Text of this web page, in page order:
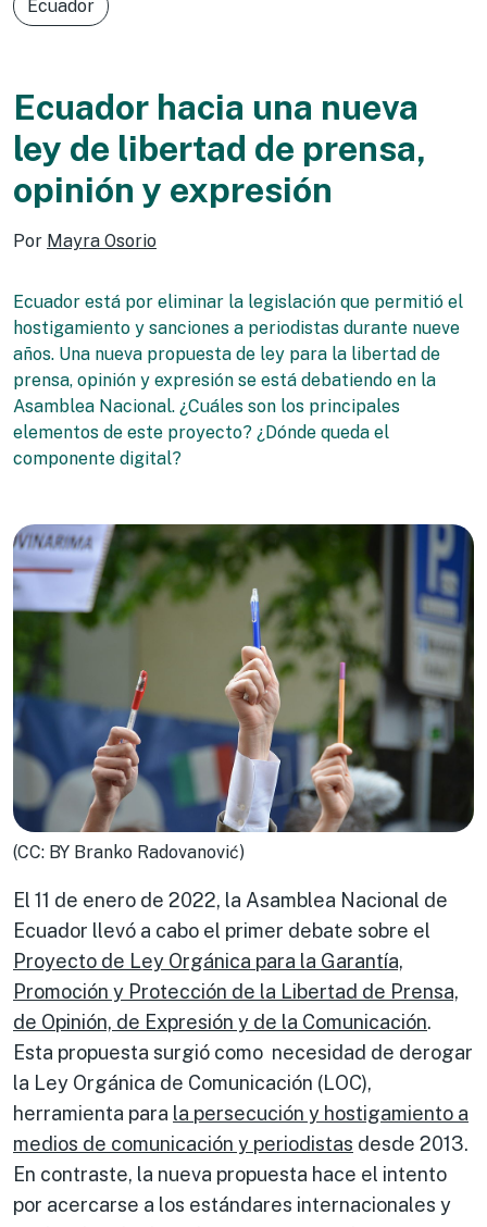
Ecuador
Ecuador hacia una nueva
ley de libertad de prensa,
opinión y expresión
Por Mayra Osorio
Ecuador está por eliminar la legislación que permitió el
hostigamiento y sanciones a periodistas durante nueve
años. Una nueva propuesta de ley para la libertad de
prensa, opinión y expresión se está debatiendo en la
Asamblea Nacional. ¿Cuáles son los principales
elementos de este proyecto? ¿Dónde queda el
componente digital?
(CC: BY Branko Radovanović)
El 11 de enero de 2022, la Asamblea Nacional de
Ecuador llevó a cabo el primer debate sobre el
Proyecto de Ley Orgánica para la Garantía,
Promoción y Protección de la Libertad de Prensa,
de Opinión, de Expresión y de la Comunicación.
Esta propuesta surgió como necesidad de derogar
la Ley Orgánica de Comunicación (LOC),
herramienta para la persecución y hostigamiento a
medios de comunicación y periodistas desde 2013.
En contraste, la nueva propuesta hace el intento
por acercarse a los estándares internacionales y